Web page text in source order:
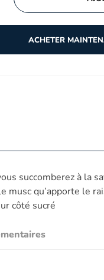
ACHETER
succomberez à la
musc qu’apporte le
côté sucré